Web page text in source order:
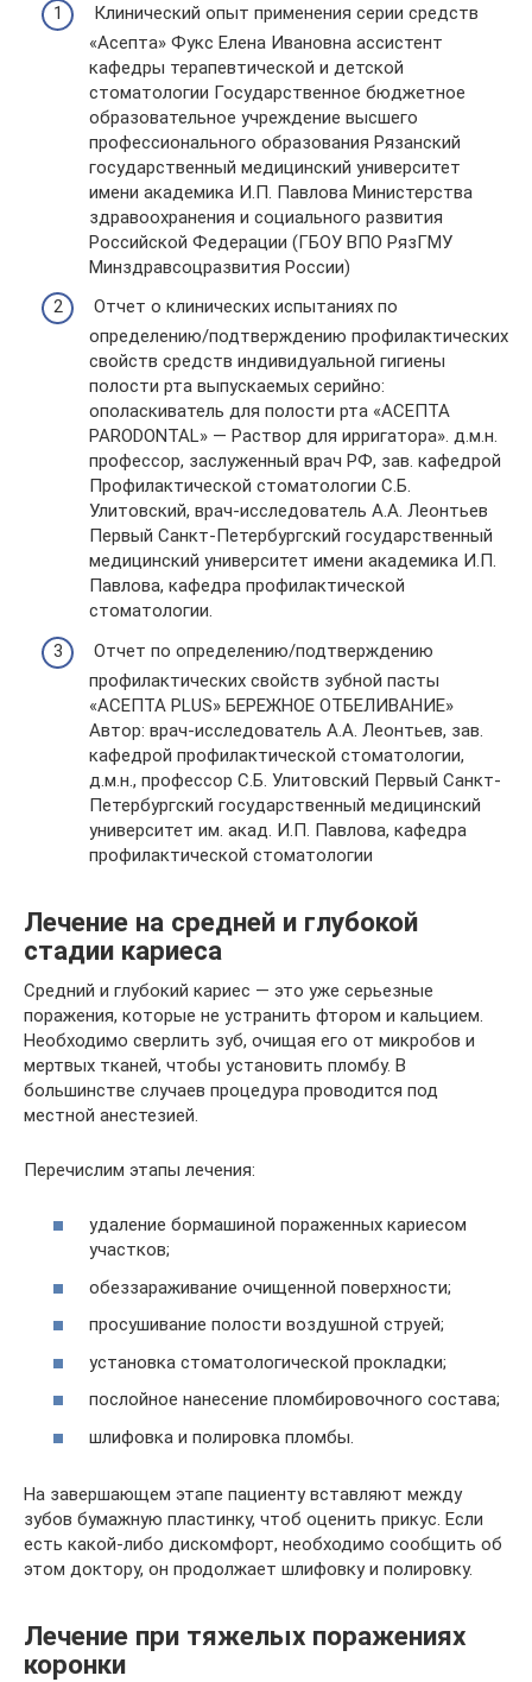
Клинический опыт применения серии средств
«Асепта» Фукс Елена Ивановна ассистент
кафедры терапевтической и детской
стоматологии Государственное бюджетное
образовательное учреждение высшего
профессионального образования Рязанский
государственный медицинский университет
имени академика И.П. Павлова Министерства
здравоохранения и социального развития
Российской Федерации (ГБОУ ВПО РязГМУ
Минздравсоцразвития России)
Отчет о клинических испытаниях по
определению/подтверждению профилактических
свойств средств индивидуальной гигиены
полости рта выпускаемых серийно:
ополаскиватель для полости рта «АСЕПТА
PARODONTAL» — Раствор для ирригатора». д.м.н.
профессор, заслуженный врач РФ, зав. кафедрой
Профилактической стоматологии С.Б.
Улитовский, врач-исследователь А.А. Леонтьев
Первый Санкт-Петербургский государственный
медицинский университет имени академика И.П.
Павлова, кафедра профилактической
стоматологии.
Отчет по определению/подтверждению
профилактических свойств зубной пасты
«АСЕПТА PLUS» БЕРЕЖНОЕ ОТБЕЛИВАНИЕ»
Автор: врач-исследователь А.А. Леонтьев, зав.
кафедрой профилактической стоматологии,
д.м.н., профессор С.Б. Улитовский Первый Санкт-
Петербургский государственный медицинский
университет им. акад. И.П. Павлова, кафедра
профилактической стоматологии
Лечение на средней и глубокой
стадии кариеса
Средний и глубокий кариес — это уже серьезные
поражения, которые не устранить фтором и кальцием.
Необходимо сверлить зуб, очищая его от микробов и
мертвых тканей, чтобы установить пломбу. В
большинстве случаев процедура проводится под
местной анестезией.
Перечислим этапы лечения:
удаление бормашиной пораженных кариесом
участков;
обеззараживание очищенной поверхности;
просушивание полости воздушной струей;
установка стоматологической прокладки;
послойное нанесение пломбировочного состава;
шлифовка и полировка пломбы.
На завершающем этапе пациенту вставляют между
зубов бумажную пластинку, чтоб оценить прикус. Если
есть какой-либо дискомфорт, необходимо сообщить об
этом доктору, он продолжает шлифовку и полировку.
Лечение при тяжелых поражениях
коронки